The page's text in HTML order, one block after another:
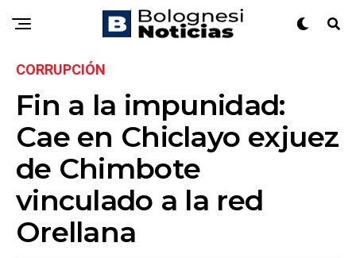
CORRUPCIÓN
Fin a la impunidad:
Cae en Chiclayo exjuez
de Chimbote
vinculado a la red
Orellana